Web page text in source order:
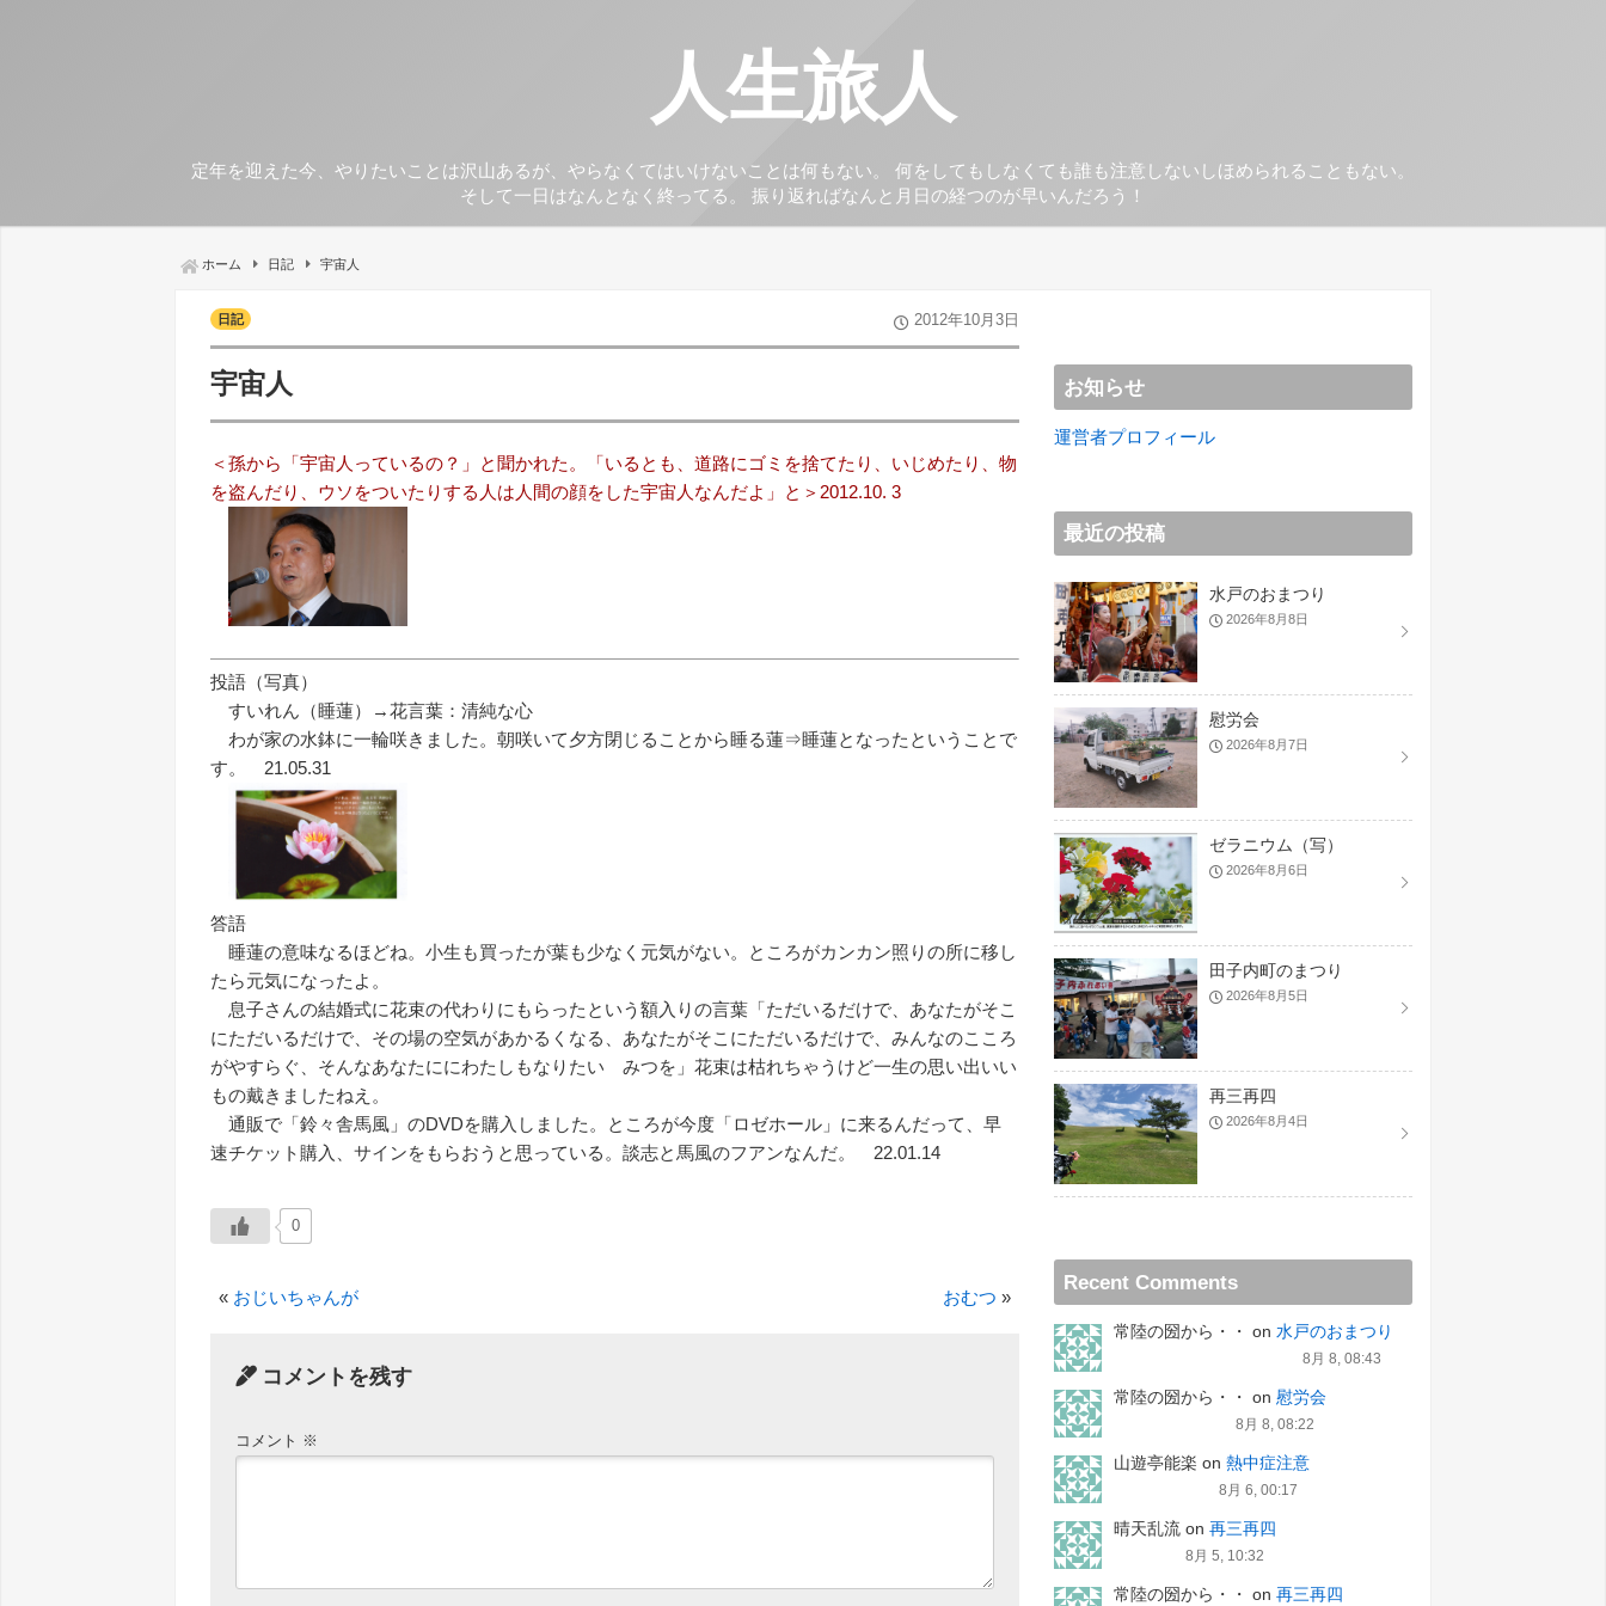
人生旅人
定年を迎えた今、やりたいことは沢山あるが、やらなくてはいけないことは何もない。 何をしてもしなくても誰も注意しないしほめられることもない。
そして一日はなんとなく終ってる。 振り返ればなんと月日の経つのが早いんだろう！
ホーム 日記 宇宙人
日記 2012年10月3日
宇宙人
＜孫から「宇宙人っているの？」と聞かれた。「いるとも、道路にゴミを捨てたり、いじめたり、物
を盗んだり、ウソをついたりする人は人間の顔をした宇宙人なんだよ」と＞2012.10. 3
投語（写真）
すいれん（睡蓮）→花言葉：清純な心
わが家の水鉢に一輪咲きました。朝咲いて夕方閉じることから睡る蓮⇒睡蓮となったということで
す。 21.05.31
答語
睡蓮の意味なるほどね。小生も買ったが葉も少なく元気がない。ところがカンカン照りの所に移し
たら元気になったよ。
息子さんの結婚式に花束の代わりにもらったという額入りの言葉「ただいるだけで、あなたがそこ
にただいるだけで、その場の空気があかるくなる、あなたがそこにただいるだけで、みんなのこころ
がやすらぐ、そんなあなたににわたしもなりたい みつを」花束は枯れちゃうけど一生の思い出いい
もの戴きましたねえ。
通販で「鈴々舎馬風」のDVDを購入しました。ところが今度「ロゼホール」に来るんだって、早
速チケット購入、サインをもらおうと思っている。談志と馬風のフアンなんだ。 22.01.14
0
« おじいちゃんが おむつ »
コメントを残す
コメント ※
お知らせ
運営者プロフィール
最近の投稿
水戸のおまつり
2026年8月8日
慰労会
2026年8月7日
ゼラニウム（写）
2026年8月6日
田子内町のまつり
2026年8月5日
再三再四
2026年8月4日
Recent Comments
常陸の圀から・・ on 水戸のおまつり
8月 8, 08:43
常陸の圀から・・ on 慰労会
8月 8, 08:22
山遊亭能楽 on 熱中症注意
8月 6, 00:17
晴天乱流 on 再三再四
8月 5, 10:32
常陸の圀から・・ on 再三再四